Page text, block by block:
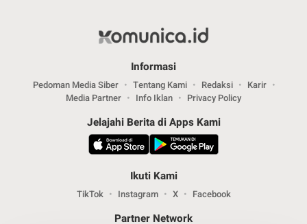
Informasi
Pedoman Media Siber Tentang Kami Redaksi
Karir
Media Partner
Info Iklan Privacy Policy
Jelajahi Berita di Apps Kami
Ikuti Kami
TikTok Instagram X Facebook
Partner Network